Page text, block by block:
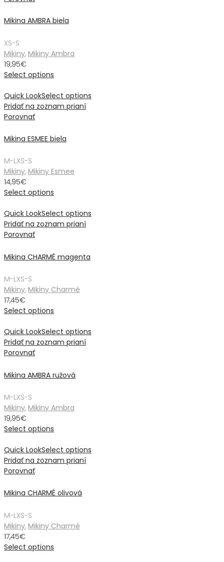
Mikina AMBRA biela
XS-S
Mikiny, Mikiny Ambra
19,95€
Select options
Quick LookSelect options
Pridať na zoznam prianí
Porovnať
Mikina ESMEE biela
M-LXS-S
Mikiny, Mikiny Esmee
14,95€
Select options
Quick LookSelect options
Pridať na zoznam prianí
Porovnať
Mikina CHARMÉ magenta
M-LXS-S
Mikiny, Mikiny Charmé
17,45€
Select options
Quick LookSelect options
Pridať na zoznam prianí
Porovnať
Mikina AMBRA ružová
M-LXS-S
Mikiny, Mikiny Ambra
19,95€
Select options
Quick LookSelect options
Pridať na zoznam prianí
Porovnať
Mikina CHARMÉ olivová
M-LXS-S
Mikiny, Mikiny Charmé
17,45€
Select options